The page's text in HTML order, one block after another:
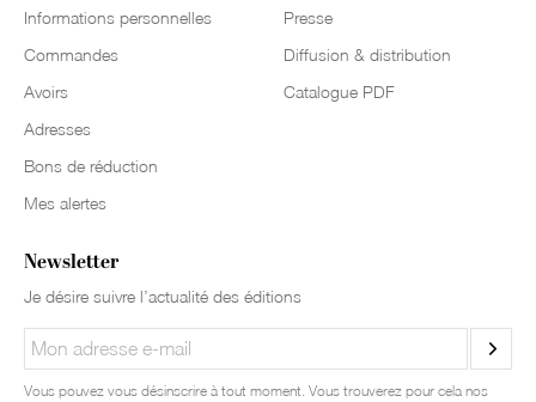
Informations personnelles
Commandes
Avoirs
Adresses
Bons de réduction
Mes alertes
Presse
Diffusion & distribution
Catalogue PDF
Newsletter
Je désire suivre l’actualité des éditions
Vous pouvez vous désinscrire à tout moment. Vous trouverez pour cela nos